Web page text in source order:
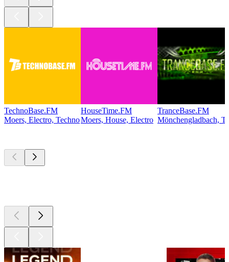
TechnoBase.FM
Moers, Electro, Techno
HouseTime.FM
Moers, House, Electro
TranceBase.FM
Mönchengladbach,